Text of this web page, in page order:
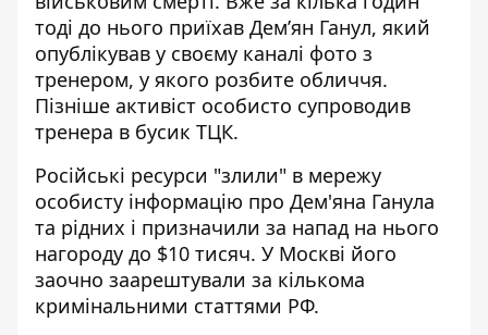
тоді до нього приїхав Дем’ян Ганул, який
опублікував у своєму каналі фото з
тренером, у якого розбите обличчя.
Пізніше активіст особисто супроводив
тренера в бусик ТЦК.
Російські ресурси "злили" в мережу
особисту інформацію про Дем'яна Ганула
та рідних і призначили за напад на нього
нагороду до $10 тисяч. У Москві його
заочно заарештували за кількома
кримінальними статтями РФ.